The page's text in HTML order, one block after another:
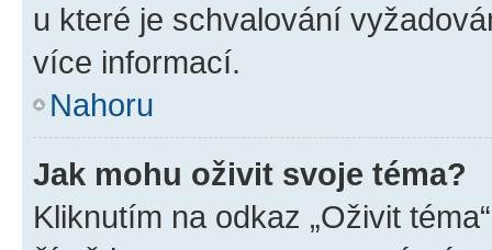
u které je schvalování
více informací.
Nahoru
Jak mohu oživit svoje téma?
Kliknutím na odkaz „Oživit